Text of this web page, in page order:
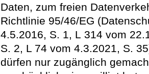
Daten, zum freien
Richtlinie 95/46/EG
4.5.2016, S. 1, L 314 vom
S. 2, L 74 vom 4.3.2021, S.
dürfen nur zugänglich